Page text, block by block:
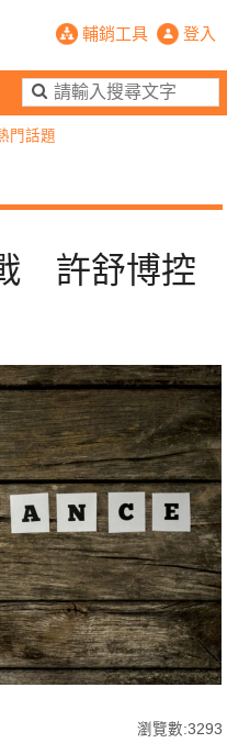
公會龍頭之戰 許舒博控不公
輔銷工具 登入
險懂生活
輔銷工具 活動專區
門話題
許舒博控
瀏覽數:3293